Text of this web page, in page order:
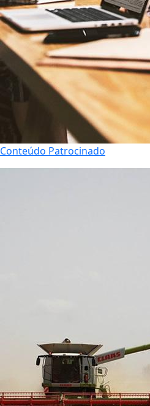
Conteúdo Patrocinado